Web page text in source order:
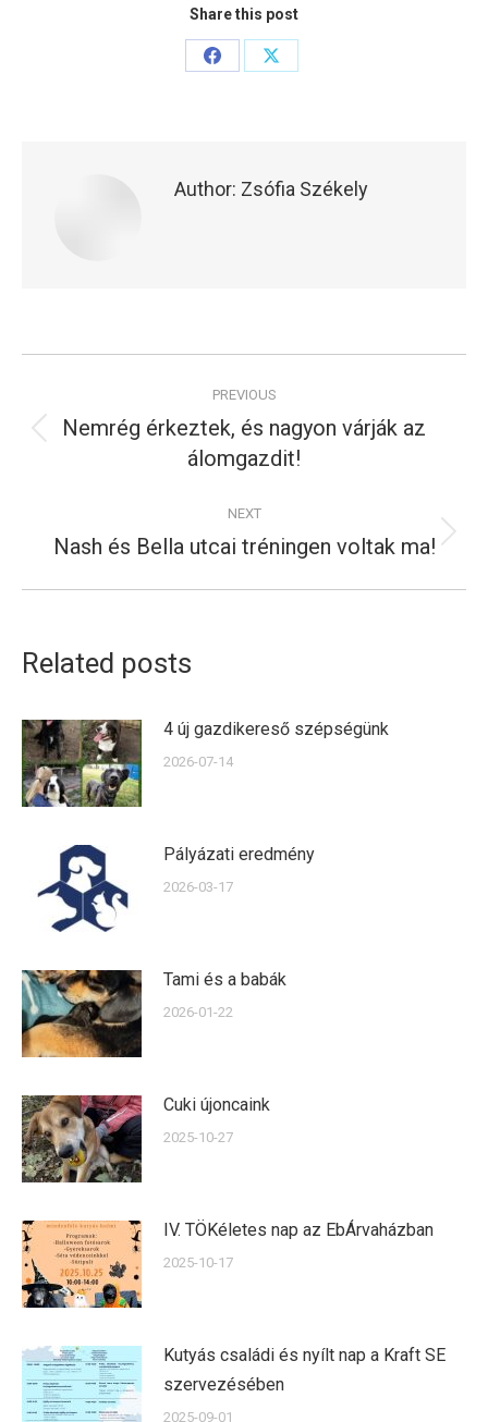
Share this post
Share
Share
Author: Zsófia Székely
navigation
PREVIOUS
Previous
post:
Nemrég érkeztek, és nagyon várják az
álomgazdit!
NEXT
Next
Nash és Bella utcai tréningen voltak ma!
Related posts
4 új gazdikereső szépségünk
2026-07-14
Pályázati eredmény
2026-03-17
Tami és a babák
2026-01-22
Cuki újoncaink
2025-10-27
IV. TÖKéletes nap az EbÁrvaházban
2025-10-17
Kutyás családi és nyílt nap a Kraft SE
szervezésében
2025-09-01